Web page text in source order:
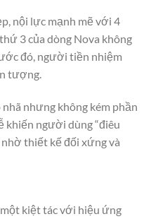
nội lực mạnh mẽ với 4
3 của dòng Nova không
đó, người tiền nhiệm
tượng.
nhưng không kém phần
khiến người dùng “điêu
nhờ thiết kế đối xứng và
kiệt tác với hiệu ứng